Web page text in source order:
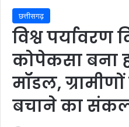
छत्तीसगढ़
विश्व पर्यावरण
कोपेकसा बना
मॉडल,
बचाने का